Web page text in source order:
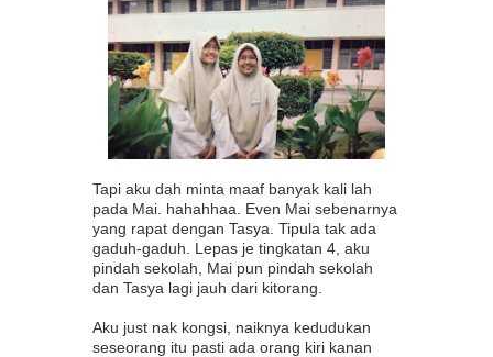
Tapi aku dah minta maaf banyak kali lah
pada Mai. hahahhaa. Even Mai sebenarnya
yang rapat dengan Tasya. Tipula tak ada
gaduh-gaduh. Lepas je tingkatan 4, aku
pindah sekolah, Mai pun pindah sekolah
dan Tasya lagi jauh dari kitorang.
Aku just nak kongsi, naiknya kedudukan
seseorang itu pasti ada orang kiri kanan